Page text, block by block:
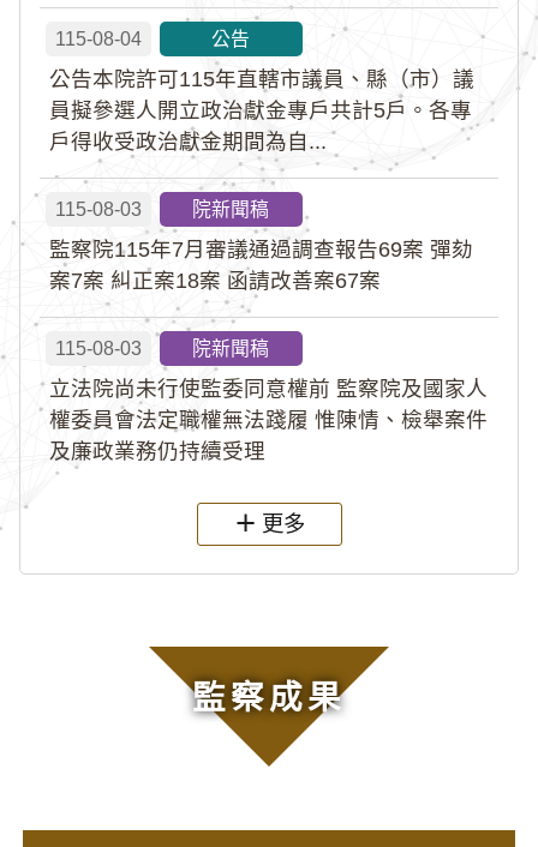
115-08-04 公告
公告本院許可115年直轄市議員、縣（市）議
員擬參選人開立政治獻金專戶共計5戶。各專
戶得收受政治獻金期間為自...
115-08-03 院新聞稿
監察院115年7月審議通過調查報告69案 彈劾
案7案 糾正案18案 函請改善案67案
115-08-03 院新聞稿
立法院尚未行使監委同意權前 監察院及國家人
權委員會法定職權無法踐履 惟陳情、檢舉案件
及廉政業務仍持續受理
更多
監察成果